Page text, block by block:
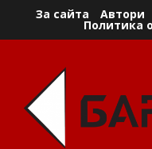
За сайта Автори
Политика